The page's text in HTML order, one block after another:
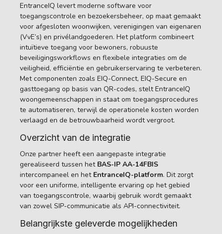
EntranceIQ levert moderne software voor
toegangscontrole en bezoekersbeheer, op maat gemaakt
voor afgesloten woonwijken, verenigingen van eigenaren
(VvE’s) en privélandgoederen. Het platform combineert
intuïtieve toegang voor bewoners, robuuste
beveiligingsworkflows en flexibele integraties om de
veiligheid, efficiëntie en gebruikerservaring te verbeteren.
Met componenten zoals EIQ-Connect, EIQ-Secure en
gasttoegang op basis van QR-codes, stelt EntranceIQ
woongemeenschappen in staat om toegangsprocedures
te automatiseren, terwijl de operationele kosten worden
verlaagd en de betrouwbaarheid wordt vergroot.
Overzicht van de integratie
Onze partner heeft een aangepaste integratie
gerealiseerd tussen het BAS-IP AA-14FBIS
intercompaneel en het EntranceIQ-platform. Dit zorgt
voor een uniforme, intelligente ervaring op het gebied
van toegangscontrole, waarbij gebruik wordt gemaakt
van zowel SIP-communicatie als API-connectiviteit.
Belangrijkste geleverde mogelijkheden